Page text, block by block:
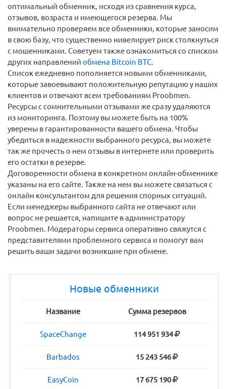
оптимальный обменник, исходя из сравнения курса,
отзывов, возраста и имеющегося резерва. Мы
внимательно проверяем все обменники, которые заносим
в свою базу, что существенно нивелирует риск столкнуться
с мошенниками. Советуем также ознакомиться со списком
других направлений обмена Bitcoin BTC.
Список ежедневно пополняется новыми обменниками,
которые завоевывают положительную репутацию у наших
клиентов и отвечают всем требованиям Proobmen.
Ресурсы с сомнительными отзывами же сразу удаляются
из мониторинга. Поэтому вы можете быть на 100%
уверены в гарантированности вашего обмена. Чтобы
убедиться в надежности выбранного ресурса, вы можете
так же прочесть о нем отзывы в интернете или проверить
его остатки в резерве.
Договоренности обмена в конкретном онлайн-обменнике
указаны на его сайте. Также на нем вы можете связаться с
онлайн консультантом для решения спорных ситуаций.
Если менеджеры выбранного сайта не отвечают или
вопрос не решается, напишите в администратору
Proobmen. Модераторы сервиса оперативно свяжутся с
представителями проблемного сервиса и помогут вам
решить ваши задачи возникшие при обмене.
Новые обменники
Название Сумма резервов
SpaceChange 114 951 934
Barbados 15 243 546
EasyCoin 17 675 190